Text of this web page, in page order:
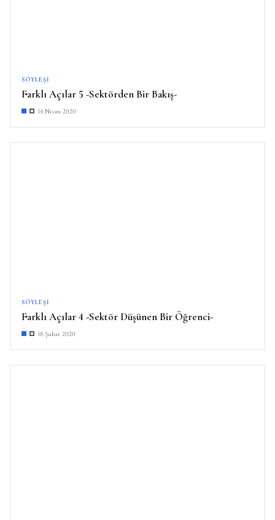
SÖYLEŞI
Farklı Açılar 5 -Sektörden Bir Bakış-
14 Nisan 2020
SÖYLEŞI
Farklı Açılar 4 -Sektör Düşünen Bir Öğrenci-
18 Şubat 2020